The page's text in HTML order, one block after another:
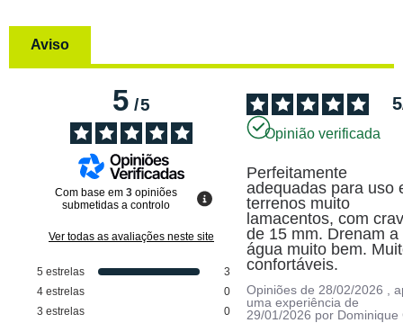
Aviso
5/5
Com base em 3 opiniões
submetidas a controlo
Ver todas as avaliações neste site
5 estrelas
3
4 estrelas
0
3 estrelas
0
5
Opinião verificada
Perfeitamente
adequadas para uso
terrenos muito
lamacentos, com
de 15 mm. Drenam a
água muito bem.
confortáveis.
Opiniões de 28/02/2026
,
uma experiência de
29/01/2026 por Dominique